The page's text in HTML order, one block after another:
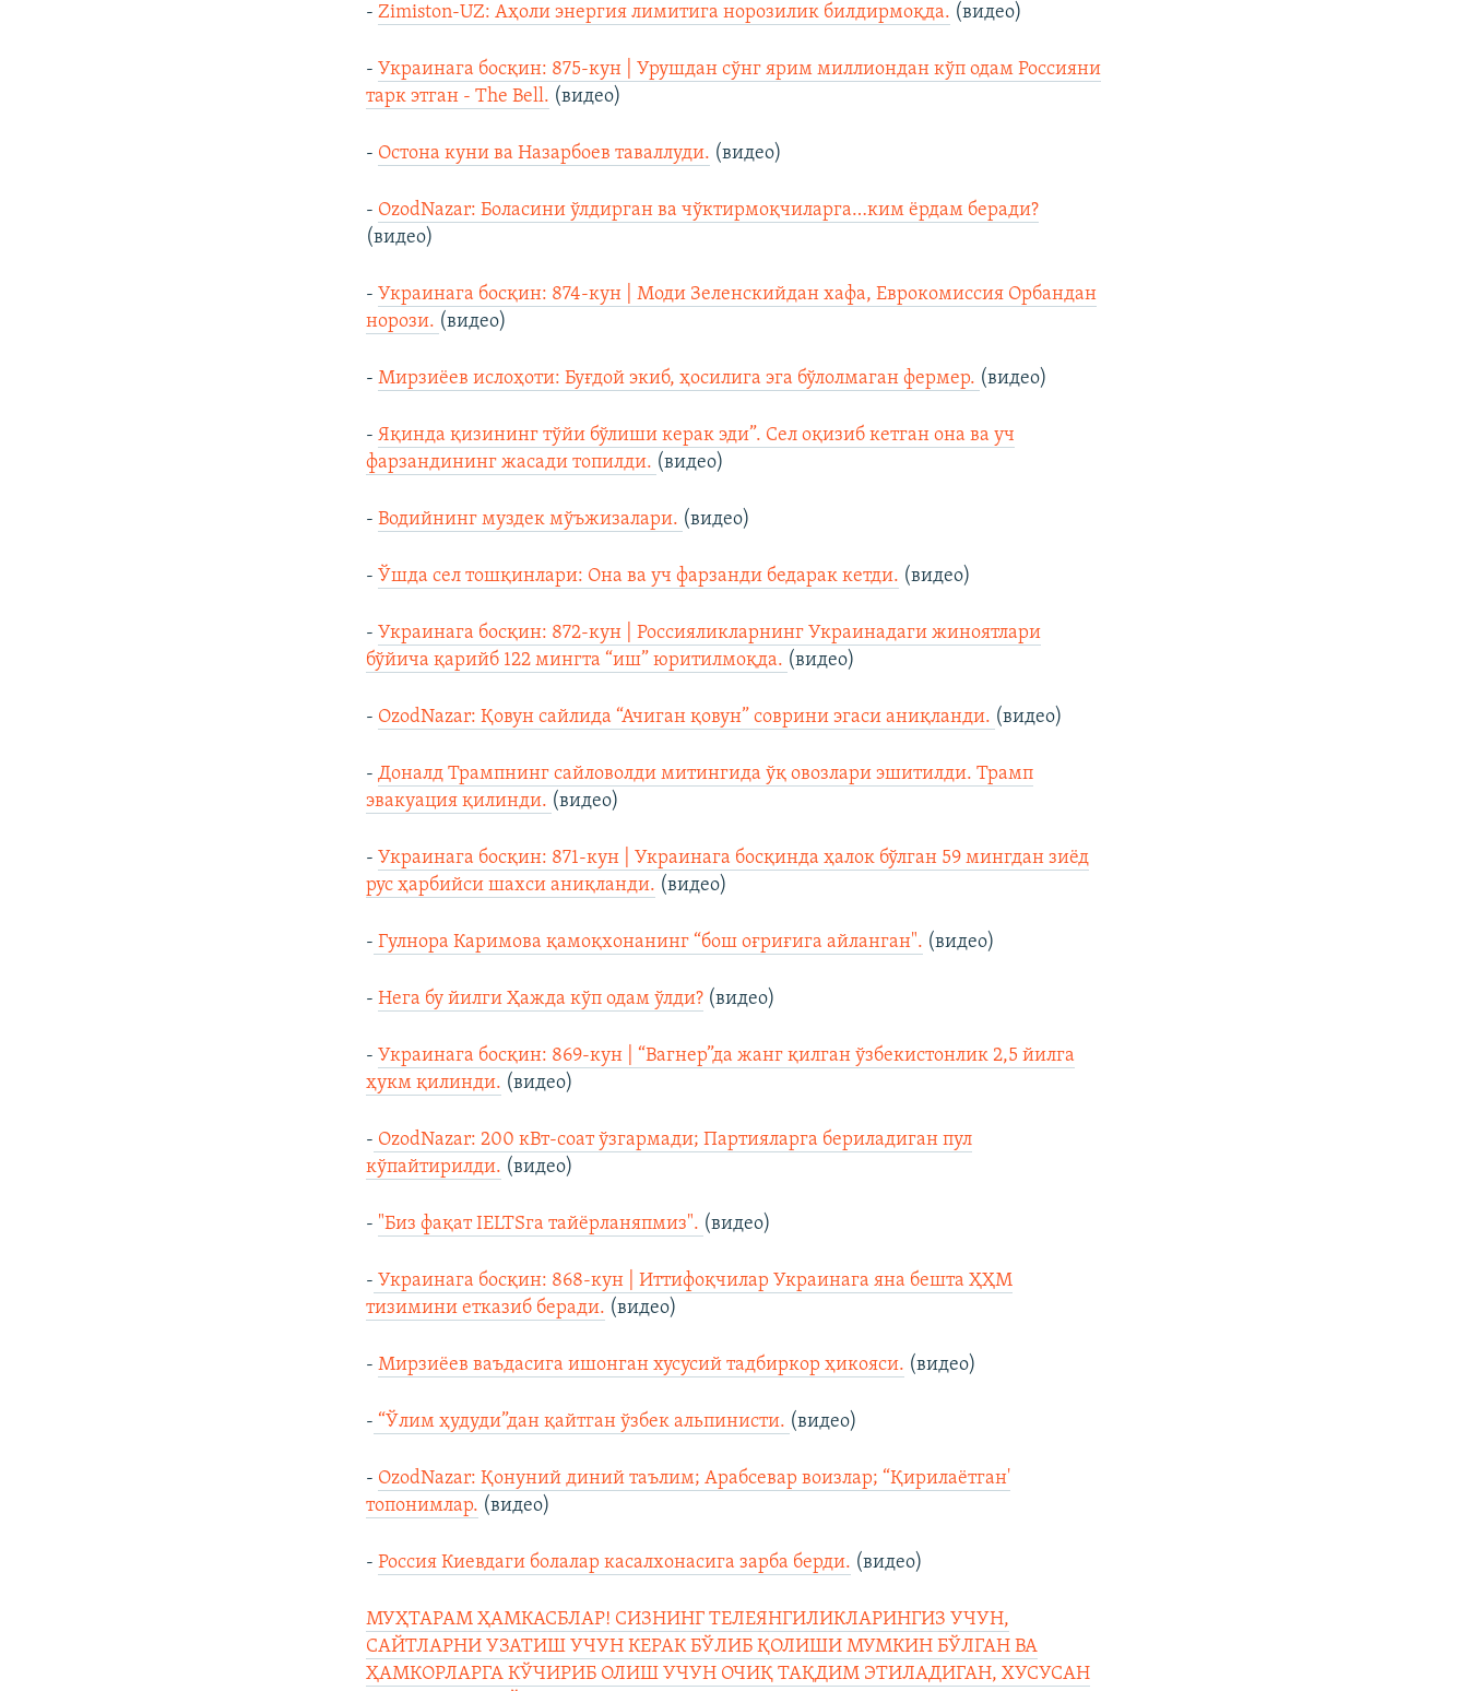
-Zimiston-UZ: Аҳоли энергия лимитига норозилик билдирмоқда. (видео)
-Украинага босқин: 875-кун | Урушдан сўнг ярим миллиондан кўп одам Россияни
тарк этган - The Bell. (видео)
- Остона куни ва Назарбоев таваллуди. (видео)
- OzodNazar: Боласини ўлдирган ва чўктирмоқчиларга…ким ёрдам беради?
(видео)
-Украинага босқин: 874-кун | Моди Зеленскийдан хафа, Еврокомиссия Орбандан
норози. (видео)
-Мирзиёев ислоҳоти: Буғдой экиб, ҳосилига эга бўлолмаган фермер. (видео)
-Яқинда қизининг тўйи бўлиши керак эди”. Сел оқизиб кетган она ва уч
фарзандининг жасади топилди. (видео)
-Водийнинг муздек мўъжизалари. (видео)
-Ўшда сел тошқинлари: Она ва уч фарзанди бедарак кетди. (видео)
-Украинага босқин: 872-кун | Россияликларнинг Украинадаги жиноятлари
бўйича қарийб 122 мингта “иш” юритилмоқда. (видео)
- OzodNazar: Қовун сайлида “Ачиган қовун” соврини эгаси аниқланди. (видео)
-Доналд Трампнинг сайловолди митингида ўқ овозлари эшитилди. Трамп
эвакуация қилинди. (видео)
-Украинага босқин: 871-кун | Украинага босқинда ҳалок бўлган 59 мингдан зиёд
рус ҳарбийси шахси аниқланди. (видео)
- Гулнора Каримова қамоқхонанинг “бош оғриғига айланган". (видео)
-Нега бу йилги Ҳажда кўп одам ўлди? (видео)
-Украинага босқин: 869-кун | “Вагнер”да жанг қилган ўзбекистонлик 2,5 йилга
ҳукм қилинди. (видео)
- OzodNazar: 200 кВт-соат ўзгармади; Партияларга бериладиган пул
кўпайтирилди. (видео)
- "Биз фақат IELTSга тайёрланяпмиз". (видео)
- Украинага босқин: 868-кун | Иттифоқчилар Украинага яна бешта ҲҲМ
тизимини етказиб беради. (видео)
-Мирзиёев ваъдасига ишонган хусусий тадбиркор ҳикояси. (видео)
- “Ўлим ҳудуди”дан қайтган ўзбек альпинисти. (видео)
- OzodNazar: Қонуний диний таълим; Арабсевар воизлар; “Қирилаётган'
топонимлар. (видео)
-Россия Киевдаги болалар касалхонасига зарба берди. (видео)
МУҲТАРАМ ҲАМКАСБЛАР! СИЗНИНГ ТЕЛЕЯНГИЛИКЛАРИНГИЗ УЧУН,
САЙТЛАРНИ УЗАТИШ УЧУН КЕРАК БЎЛИБ ҚОЛИШИ МУМКИН БЎЛГАН ВА
ҲАМКОРЛАРГА КЎЧИРИБ ОЛИШ УЧУН ОЧИҚ ТАҚДИМ ЭТИЛАДИГАН, ХУСУСАН